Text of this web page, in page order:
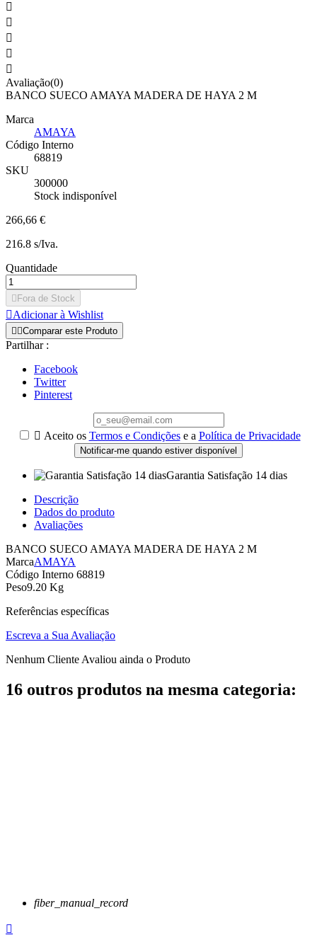





Avaliação(0)
BANCO SUECO AMAYA MADERA DE HAYA 2 M
Marca
AMAYA
Código Interno
68819
SKU
300000
Stock indisponível
266,66 €
216.8 s/Iva.
Quantidade
 Fora de Stock
Adicionar à Wishlist
 Comparar este Produto
Partilhar :
Facebook
Twitter
Pinterest
 Aceito os Termos e Condiçõese a Política de Privacidade
Notificar-me quando estiver disponível
Garantia Satisfação 14 dias
Descrição
Dados do produto
Avaliações
BANCO SUECO AMAYA MADERA DE HAYA 2 M
MarcaAMAYA
Código Interno 68819
Peso9.20 Kg
Referências específicas
Escreva a Sua Avaliação
Nenhum Cliente Avaliou ainda o Produto
16 outros produtos na mesma categoria:
fiber_manual_record
